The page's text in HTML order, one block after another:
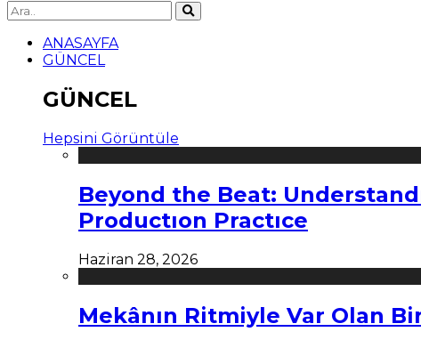
ANASAYFA
GÜNCEL
GÜNCEL
Hepsini Görüntüle
Beyond the Beat:
Productıon Practıce
Haziran 28, 2026
Mekânın Ritmiyle Var Olan